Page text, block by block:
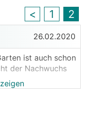
< 1 2
26.02.2020
ist auch schon
der Nachwuchs